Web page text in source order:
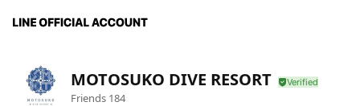
MOTOSUKO DIVE RESORT
Friends 184